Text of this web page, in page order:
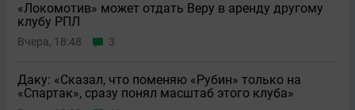
«Локомотив» может отдать Веру в аренду другому
клубу РПЛ
Вчера, 18:48 3
Даку: «Сказал, что поменяю «Рубин» только на
«Спартак», сразу понял масштаб этого клуба»